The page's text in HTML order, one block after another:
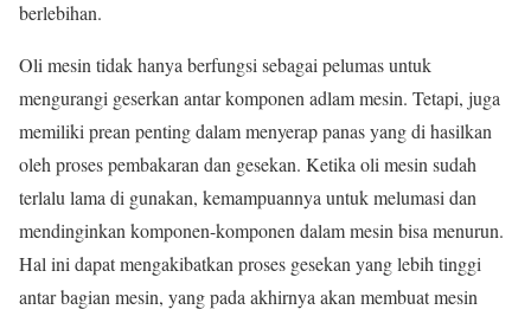
berlebihan.
Oli mesin tidak hanya berfungsi sebagai pelumas untuk
mengurangi geserkan antar komponen adlam mesin. Tetapi, juga
memiliki prean penting dalam menyerap panas yang di hasilkan
oleh proses pembakaran dan gesekan. Ketika oli mesin sudah
terlalu lama di gunakan, kemampuannya untuk melumasi dan
mendinginkan komponen-komponen dalam mesin bisa menurun.
Hal ini dapat mengakibatkan proses gesekan yang lebih tinggi
antar bagian mesin, yang pada akhirnya akan membuat mesin